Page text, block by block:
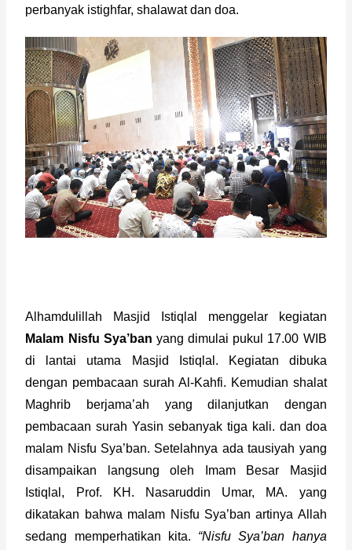
perbanyak istighfar, shalawat dan doa.
Malam Nisfu Sya’ban yang dimulai pukul 17.00 WIB
di lantai utama Masjid Istiqlal. Kegiatan dibuka
dengan pembacaan surah Al-Kahfi. Kemudian shalat
Maghrib berjama’ah yang dilanjutkan dengan
pembacaan surah Yasin sebanyak tiga kali. dan doa
malam Nisfu Sya’ban. Setelahnya ada tausiyah yang
disampaikan langsung oleh Imam Besar Masjid
Istiqlal, Prof. KH. Nasaruddin Umar, MA. yang
dikatakan bahwa malam Nisfu Sya’ban artinya Allah
sedang memperhatikan kita. “Nisfu Sya’ban hanya